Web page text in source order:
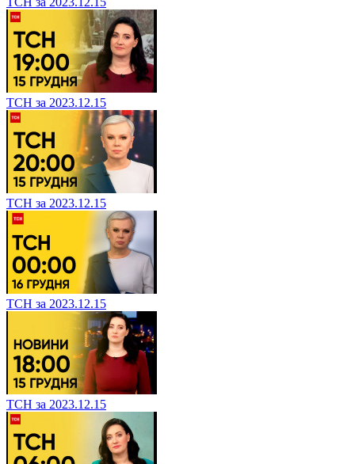
ТСН за 2023.12.15
ТСН за 2023.12.15
ТСН за 2023.12.15
ТСН за 2023.12.15